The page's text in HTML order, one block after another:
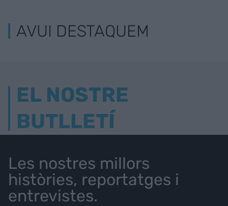
AVUI DESTAQUEM
EL NOSTRE
BUTLLETÍ
Les nostres millors
històries, reportatges i
entrevistes.